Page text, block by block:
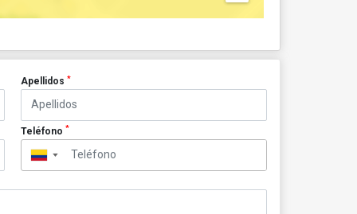
Apellidos *
Teléfono *
▼